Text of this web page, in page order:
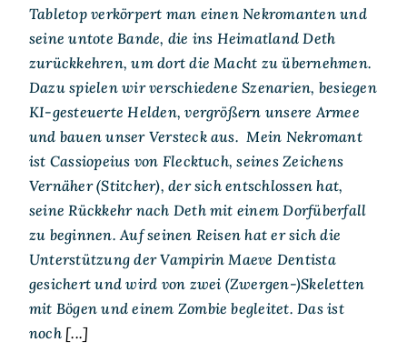
Tabletop verkörpert man einen Nekromanten und
seine untote Bande, die ins Heimatland Deth
zurückkehren, um dort die Macht zu übernehmen.
Dazu spielen wir verschiedene Szenarien, besiegen
KI-gesteuerte Helden, vergrößern unsere Armee
und bauen unser Versteck aus. Mein Nekromant
ist Cassiopeius von Flecktuch, seines Zeichens
Vernäher (Stitcher), der sich entschlossen hat,
seine Rückkehr nach Deth mit einem Dorfüberfall
zu beginnen. Auf seinen Reisen hat er sich die
Unterstützung der Vampirin Maeve Dentista
gesichert und wird von zwei (Zwergen-)Skeletten
mit Bögen und einem Zombie begleitet. Das ist
noch[...]